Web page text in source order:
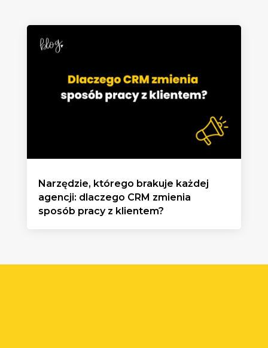
Narzędzie, którego brakuje każdej
agencji: dlaczego CRM zmienia
sposób pracy z klientem?